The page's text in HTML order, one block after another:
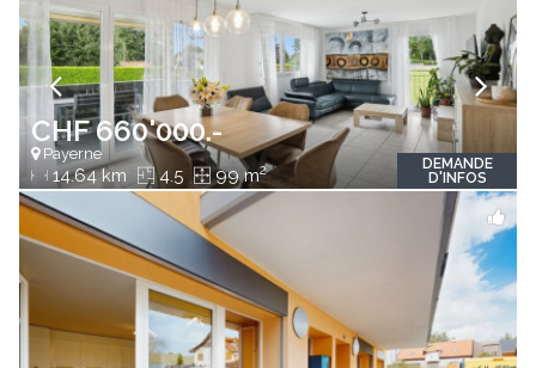
CHF 660'000.-
Payerne
14.64 km 4.5 99 m2
DEMANDE
D'INFOS